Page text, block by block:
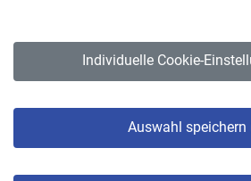
Individuelle Cookie-
Auswahl speichern
Erklärung zur Barrierefreiheit